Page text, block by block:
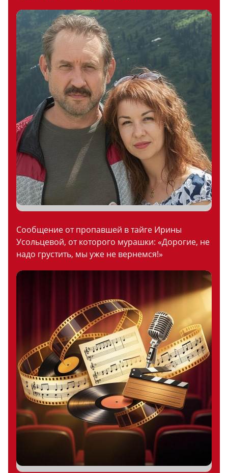
Сообщение от пропавшей в тайге Ирины
Усольцевой, от которого мурашки: «Дорогие, не
надо грустить, мы уже не вернемся!»